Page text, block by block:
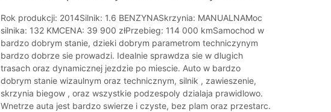
Rok produkcji: 2014Silnik: 1.6 BENZYNASkrzynia: MANUALNAMoc
silnika: 132 KMCENA: 39 900 złPrzebieg: 114 000 kmSamochod w
bardzo dobrym stanie, dzieki dobrym parametrom techniczynym
bardzo dobrze sie prowadzi. Idealnie sprawdza sie w dlugich
trasach oraz dynamicznej jezdzie po miescie. Auto w bardzo
dobrym stanie wizaulnym oraz technicznym, silnik , zawieszenie,
skrzynia biegow , oraz wszystkie podzespoly dzialaja prawidlowo.
Wnetrze auta jest bardzo swierze i czyste, bez plam oraz przestarc.